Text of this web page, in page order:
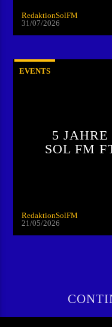
RedaktionSolFM
31/07/2026
EVENTS
5
SOL FM
RedaktionSolFM
21/05/2026